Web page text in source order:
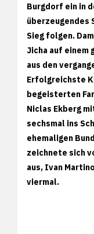
Burgdorf ein in
überzeugendes
Sieg folgen.
Jicha auf einem
aus den
Erfolgreichste
begeisterten
Niclas Ekberg
sechsmal ins
ehemaligen
zeichnete sich
aus, Ivan
viermal.